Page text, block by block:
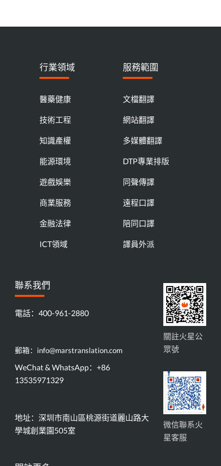
行業領域
醫藥健康
技術工程
知識產權
能源環境
遊戲娛樂
商業服務
金融法律
ICT領域
服務範圍
文檔翻譯
網站翻譯
多媒體翻譯
DTP專業排版
同聲傳譯
遠程口譯
陪同口譯
譯員外派
聯系我們
電話：400-961-2880
郵箱：info@marstranslation.com
WeChat & WhatsApp：+86
13535971329
地址：深圳市南山區桃源街道麗山路大
學城創業園505室
關註火星公
眾號
微信聯系火
星客服